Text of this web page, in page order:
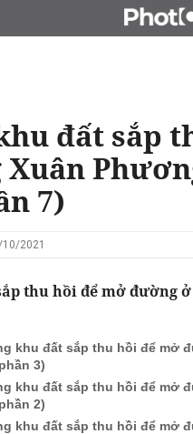
ĐẤU GIÁ -
đất sắp
7)
2021
thu hồi để mở đường
khu đất sắp thu hồi để mở
3)
khu đất sắp thu hồi để mở
2)
khu đất sắp thu hồi để mở